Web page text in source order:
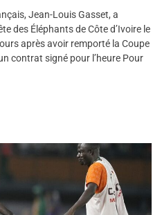
Jean-Louis Gasset, a
des Éléphants de Côte d’Ivoire le
après avoir remporté la Coupe
contrat signé pour l’heure Pour